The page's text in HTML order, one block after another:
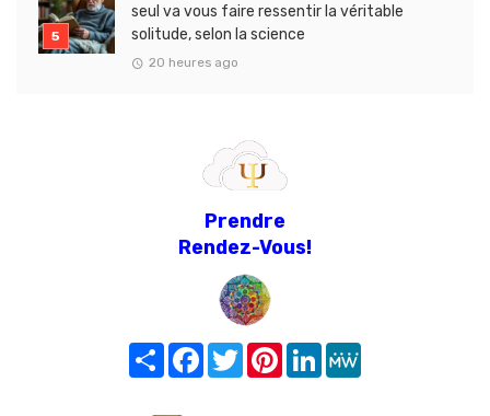
seul va vous faire ressentir la véritable
solitude, selon la science
20 heures ago
Prendre
Rendez-Vous!
Share FacebookTwitterPinterest
LinkedIn